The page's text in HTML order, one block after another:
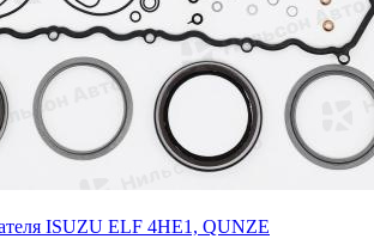
ISUZU ELF 4HE1, QUNZE